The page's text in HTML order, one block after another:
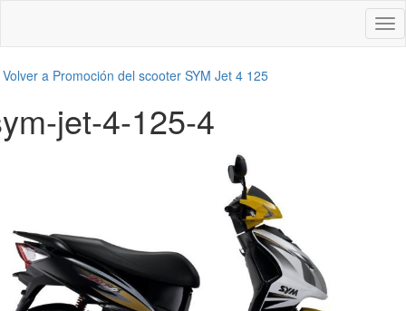
Volver a Promoción del scooter SYM Jet 4 125
jet-4-125-4